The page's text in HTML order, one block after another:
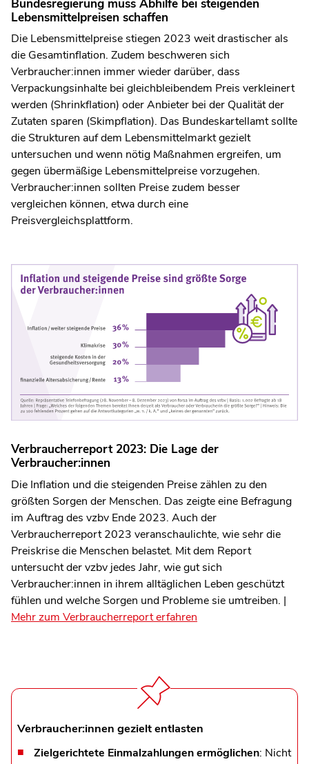
Bundesregierung muss Abhilfe bei steigenden
Lebensmittelpreisen schaffen
Die Lebensmittelpreise stiegen 2023 weit drastischer als
die Gesamtinflation. Zudem beschweren sich
Verbraucher:innen immer wieder darüber, dass
Verpackungsinhalte bei gleichbleibendem Preis verkleinert
werden (Shrinkflation) oder Anbieter bei der Qualität der
Zutaten sparen (Skimpflation). Das Bundeskartellamt sollte
die Strukturen auf dem Lebensmittelmarkt gezielt
untersuchen und wenn nötig Maßnahmen ergreifen, um
gegen übermäßige Lebensmittelpreise vorzugehen.
Verbraucher:innen sollten Preise zudem besser
vergleichen können, etwa durch eine
Preisvergleichsplattform.
Verbraucherreport 2023: Die Lage der
Verbraucher:innen
Die Inflation und die steigenden Preise zählen zu den
größten Sorgen der Menschen. Das zeigte eine Befragung
im Auftrag des vzbv Ende 2023. Auch der
Verbraucherreport 2023 veranschaulichte, wie sehr die
Preiskrise die Menschen belastet. Mit dem Report
untersucht der vzbv jedes Jahr, wie gut sich
Verbraucher:innen in ihrem alltäglichen Leben geschützt
fühlen und welche Sorgen und Probleme sie umtreiben. |
Mehr zum Verbraucherreport erfahren
Verbraucher:innen gezielt entlasten
Zielgerichtete Einmalzahlungen ermöglichen: Nicht